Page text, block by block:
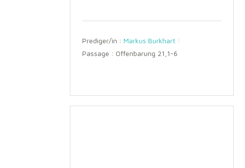
Prediger/in : Markus Burkhart
Passage : Offenbarung 21,1-6